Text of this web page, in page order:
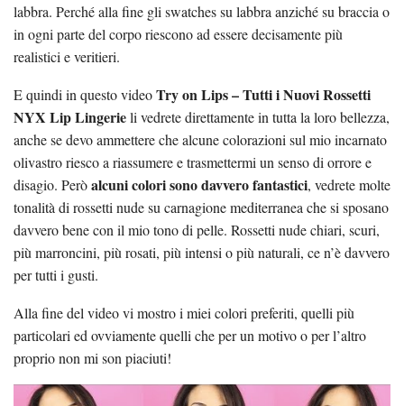
labbra. Perché alla fine gli swatches su labbra anziché su braccia o
in ogni parte del corpo riescono ad essere decisamente più
realistici e veritieri.
E quindi in questo videoTry on Lips – Tutti i Nuovi Rossetti
NYX Lip Lingerieli vedrete direttamente in tutta la loro bellezza,
anche se devo ammettere che alcune colorazioni sul mio incarnato
olivastro riesco a riassumere e trasmettermi un senso di orrore e
disagio. Peròalcuni colori sono davvero fantastici, vedrete molte
tonalità di rossetti nude su carnagione mediterranea che si sposano
davvero bene con il mio tono di pelle. Rossetti nude chiari, scuri,
più marroncini, più rosati, più intensi o più naturali, ce n’è davvero
per tutti i gusti.
Alla fine del video vi mostro i miei colori preferiti, quelli più
particolari ed ovviamente quelli che per un motivo o per l’altro
proprio non mi son piaciuti!